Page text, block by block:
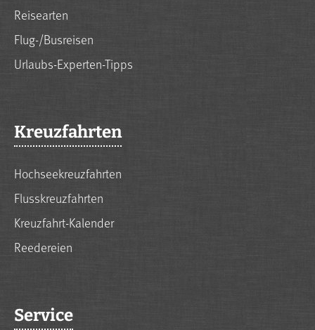
Reisearten
Flug-/Busreisen
Urlaubs-Experten-Tipps
Kreuzfahrten
Hochseekreuzfahrten
Flusskreuzfahrten
Kreuzfahrt-Kalender
Reedereien
Service